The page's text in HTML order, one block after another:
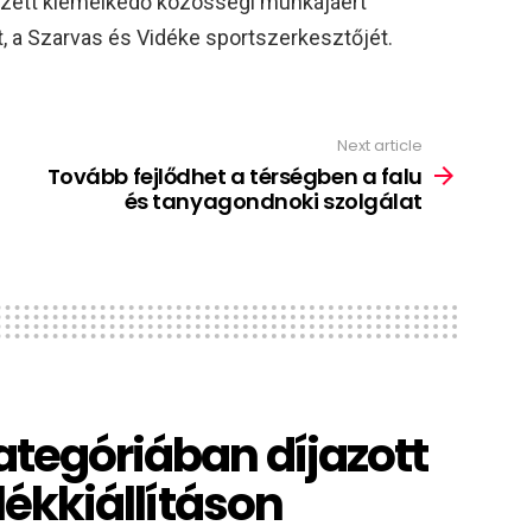
a Szarvas és Vidéke sportszerkesztőjét.
Next article
Tovább fejlődhet a térségben a falu
és tanyagondnoki szolgálat
díjazott